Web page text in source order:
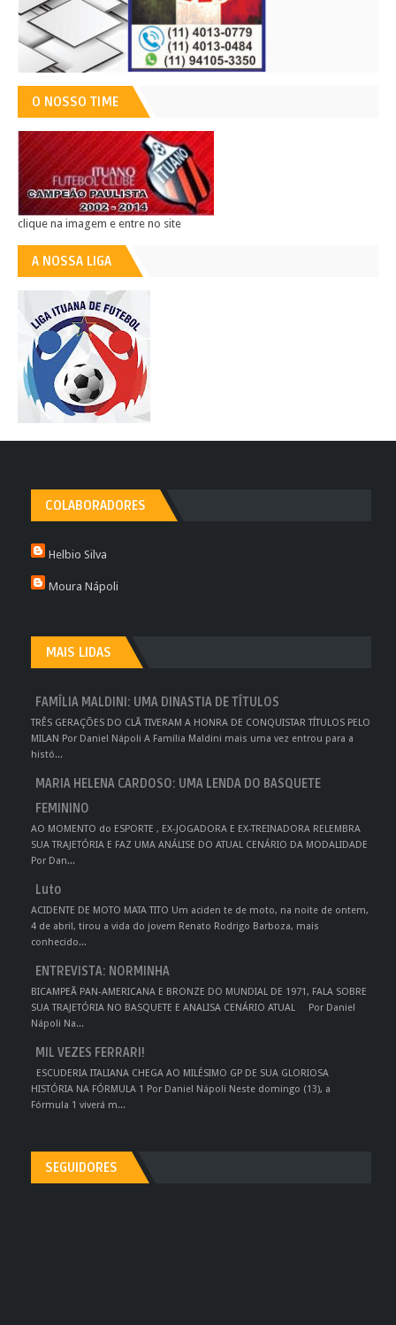
O NOSSO TIME
clique na imagem e entre no site
A NOSSA LIGA
COLABORADORES
Helbio Silva
Moura Nápoli
MAIS LIDAS
FAMÍLIA MALDINI: UMA DINASTIA DE TÍTULOS
TRÊS GERAÇÕES DO CLÃ TIVERAM A HONRA DE CONQUISTAR TÍTULOS PELO
MILAN Por Daniel Nápoli A Família Maldini mais uma vez entrou para a
histó...
MARIA HELENA CARDOSO: UMA LENDA DO BASQUETE
FEMININO
AO MOMENTO do ESPORTE , EX-JOGADORA E EX-TREINADORA RELEMBRA
SUA TRAJETÓRIA E FAZ UMA ANÁLISE DO ATUAL CENÁRIO DA MODALIDADE
Por Dan...
Luto
ACIDENTE DE MOTO MATA TITO Um aciden te de moto, na noite de ontem,
4 de abril, tirou a vida do jovem Renato Rodrigo Barboza, mais
conhecido...
ENTREVISTA: NORMINHA
BICAMPEÃ PAN-AMERICANA E BRONZE DO MUNDIAL DE 1971, FALA SOBRE
SUA TRAJETÓRIA NO BASQUETE E ANALISA CENÁRIO ATUAL Por Daniel
Nápoli Na...
MIL VEZES FERRARI!
ESCUDERIA ITALIANA CHEGA AO MILÉSIMO GP DE SUA GLORIOSA
HISTÓRIA NA FÓRMULA 1 Por Daniel Nápoli Neste domingo (13), a
Fórmula 1 viverá m...
SEGUIDORES